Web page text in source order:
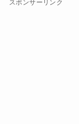
スポンサーリンク